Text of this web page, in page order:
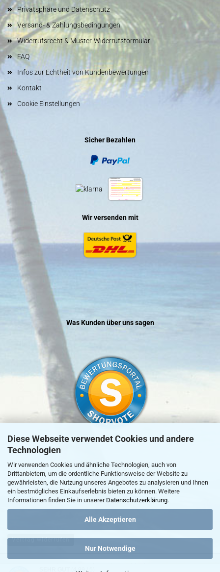
Diese Webseite verwendet Cookies und andere
Technologien
Wir verwenden Cookies und ähnliche Technologien, auch von
Drittanbietern, um die ordentliche Funktionsweise der Website zu
gewährleisten, die Nutzung unseres Angebotes zu analysieren und Ihnen
ein bestmögliches Einkaufserlebnis bieten zu können. Weitere
Informationen finden Sie in unserer Datenschutzerklärung.
Alle Akzeptieren
Nur Notwendige
Privatsphäre und Datenschutz
Versand- & Zahlungsbedingungen
Widerrufsrecht & Muster-Widerrufsformular
FAQ
Infos zur Echtheit von Kundenbewertungen
Kontakt
Cookie Einstellungen
Sicher Bezahlen
Wir versenden mit
Was Kunden über uns sagen
»zur Echtheit von Kundenbewertungen
Vertrag widerrufen
(4.99 / 5)